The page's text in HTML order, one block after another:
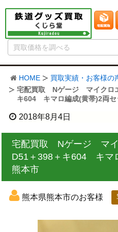
HOME
買取実績・お客様の
宅配買取 Nゲージ マイク
キ604 キマロ編成(黄帯)2両
2018年8月4日
宅配買取 Nゲージ マ
D51＋398＋キ604 キマ
熊本市
熊本県熊本市のお客様